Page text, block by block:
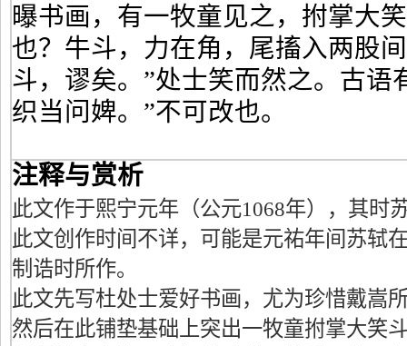
曝书画，有一牧童见之，拊掌大
也？牛斗，力在角，尾搐入两股
斗，谬矣。”处士笑而然之。古语
织当问婢。”不可改也。
注释与赏析
此文作于熙宁元年（公元1068年），其时
此文创作时间不详，可能是元祐年间苏轼
制诰时所作。
此文先写杜处士爱好书画，尤为珍惜戴嵩
然后在此铺垫基础上突出一牧童拊掌大笑